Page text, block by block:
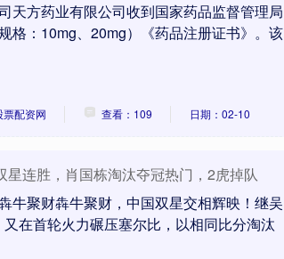
天方药业有限公司收到国家药品监督管理局
格：10mg、20mg）《药品注册证书》。该
配资网 查看：109 日期：02-10
连胜，肖国栋淘汰夺冠热门，2虎掉队
牛聚财犇牛聚财，中国双星交相辉映！继吴
在首轮火力碾压塞尔比，以相同比分淘汰